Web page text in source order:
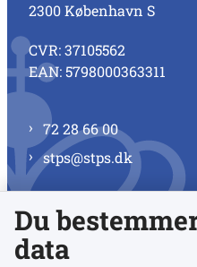
2300 København S
CVR: 37105562
EAN: 5798000363311
72 28 66 00
stps@stps.dk
Se alle kontaktnumre
Du
data